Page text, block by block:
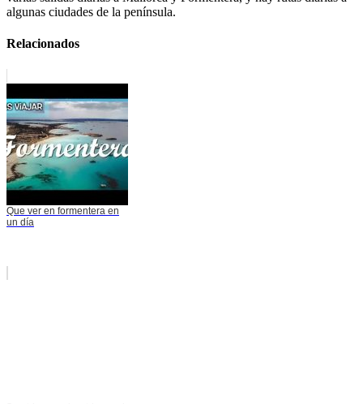
algunas ciudades de la península.
Relacionados
Que ver en formentera en
un día